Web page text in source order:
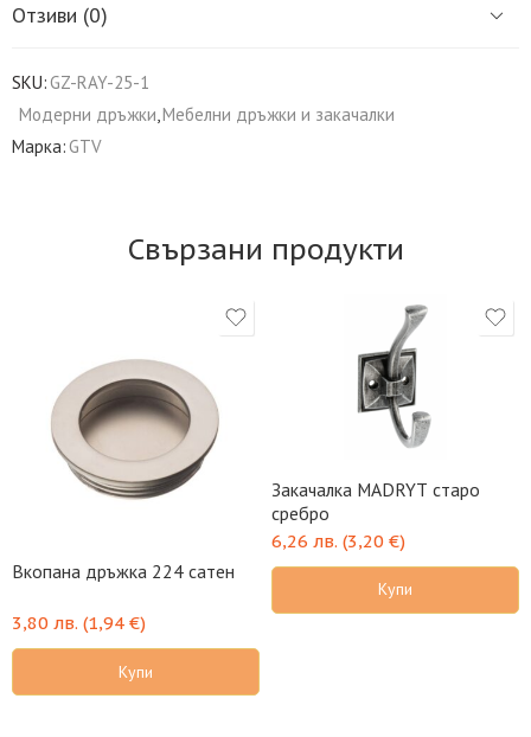
Отзиви (0)
SKU:GZ-RAY-25-1
Модерни дръжки,Мебелни дръжки и закачалки
Марка:GTV
Свързани продукти
Вкопана дръжка 224 сатен
3,80 лв. (1,94 €)
Купи
Закачалка MADRYT старо
сребро
6,26 лв. (3,20 €)
Купи